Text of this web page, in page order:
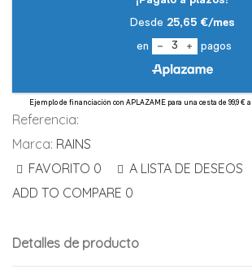
Referencia:
Marca: RAINS
FAVORITO 0
A LISTA DE DESEOS
ADD TO COMPARE 0
Detalles de producto